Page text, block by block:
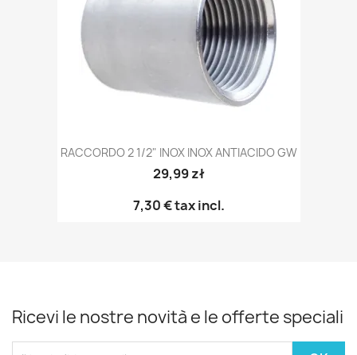
RACCORDO 2 1/2" INOX INOX ANTIACIDO GW
29,99 zł
7,30 €tax incl.
Ricevi le nostre novità e le offerte speciali